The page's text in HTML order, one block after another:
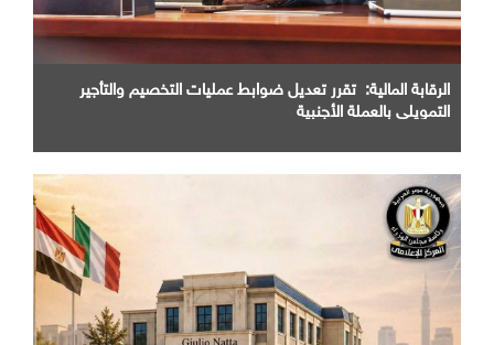
الرقابة المالية: تقرر تعديل ضوابط عمليات التخصيم والتأجير
التمويلي بالعملة الأجنبية